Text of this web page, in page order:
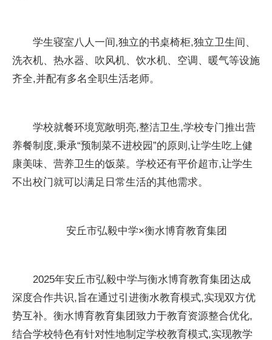
学生寝室八人一间,独立的书桌椅柜,独立卫生间、
洗衣机、热水器、吹风机、饮水机、空调、暖气等设施
齐全,并配有多名全职生活老师。
学校就餐环境宽敞明亮,整洁卫生,学校专门推出营
养餐制度,秉承“预制菜不进校园”的原则,让学生吃上健
康美味、营养卫生的饭菜。学校还有平价超市,让学生
不出校门就可以满足日常生活的其他需求。
安丘市弘毅中学×衡水博育教育集团
2025年安丘市弘毅中学与衡水博育教育集团达成
深度合作共识,旨在通过引进衡水教育模式,实现双方优
势互补。衡水博育教育集团致力于教育资源整合优化,
结合学校特色有针对性地制定学校教育模式,实现教学